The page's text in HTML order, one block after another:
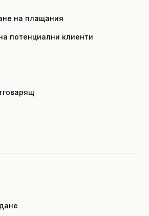
на плащания
потенциални клиенти